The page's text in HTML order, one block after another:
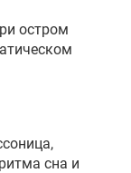
остром
сна и